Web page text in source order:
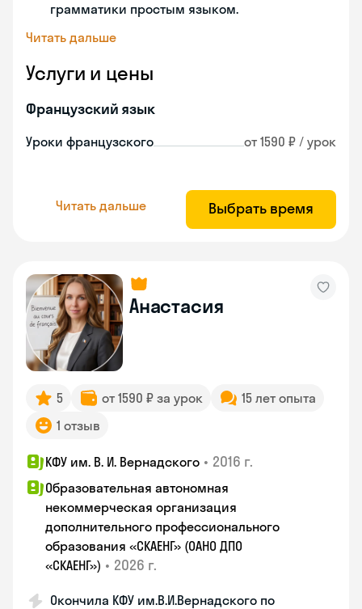
грамматики простым языком.
Читать дальше
Услуги и цены
Французский язык
Уроки французского от 1590 ₽ / урок
Читать дальше Выбрать время
Анастасия
5 от 1590 ₽ за урок
15 лет опыта
1 отзыв
КФУ им. В. И. Вернадского • 2016 г.
Образовательная автономная
некоммерческая организация
дополнительного профессионального
образования «СКАЕНГ» (ОАНО ДПО
«СКАЕНГ») • 2026 г.
Окончила КФУ им.В.И.Вернадского по